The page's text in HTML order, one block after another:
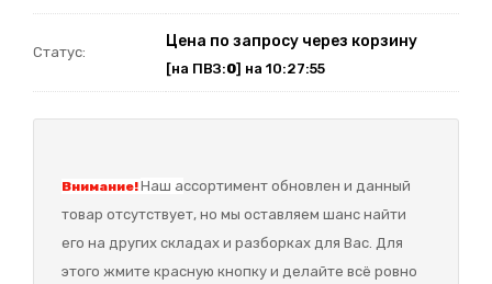
Статус:
Цена по запросу через корзину
[на ПВЗ:0] на 10:27:55
Внимание!Наш ассортимент обновлен и данный
товар отсутствует, но мы оставляем шанс найти
его на других складах и разборках для Вас. Для
этого жмите красную кнопку и делайте всё ровно